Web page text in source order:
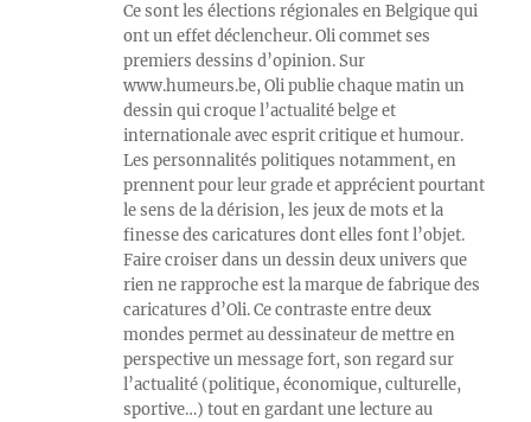
Ce sont les élections régionales en Belgique qui
ont un effet déclencheur. Oli commet ses
premiers dessins d’opinion. Sur
www.humeurs.be, Oli publie chaque matin un
dessin qui croque l’actualité belge et
internationale avec esprit critique et humour.
Les personnalités politiques notamment, en
prennent pour leur grade et apprécient pourtant
le sens de la dérision, les jeux de mots et la
finesse des caricatures dont elles font l’objet.
Faire croiser dans un dessin deux univers que
rien ne rapproche est la marque de fabrique des
caricatures d’Oli. Ce contraste entre deux
mondes permet au dessinateur de mettre en
perspective un message fort, son regard sur
l’actualité (politique, économique, culturelle,
sportive…) tout en gardant une lecture au